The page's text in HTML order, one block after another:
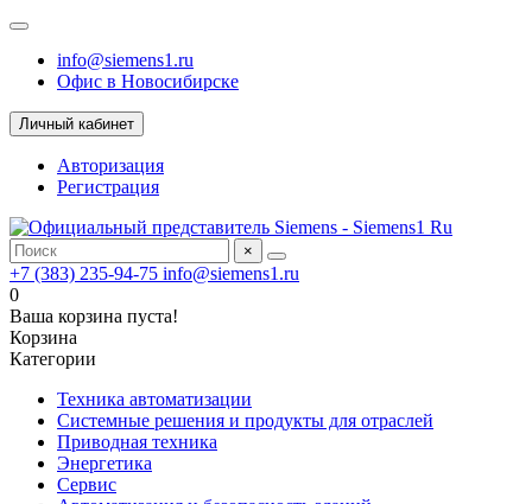
info@siemens1.ru
Офис в Новосибирске
Личный кабинет
Авторизация
Регистрация
×
+7 (383) 235-94-75 info@siemens1.ru
0
Ваша корзина пуста!
Корзина
Категории
Техника автоматизации
Системные решения и продукты для отраслей
Приводная техника
Энергетика
Сервис